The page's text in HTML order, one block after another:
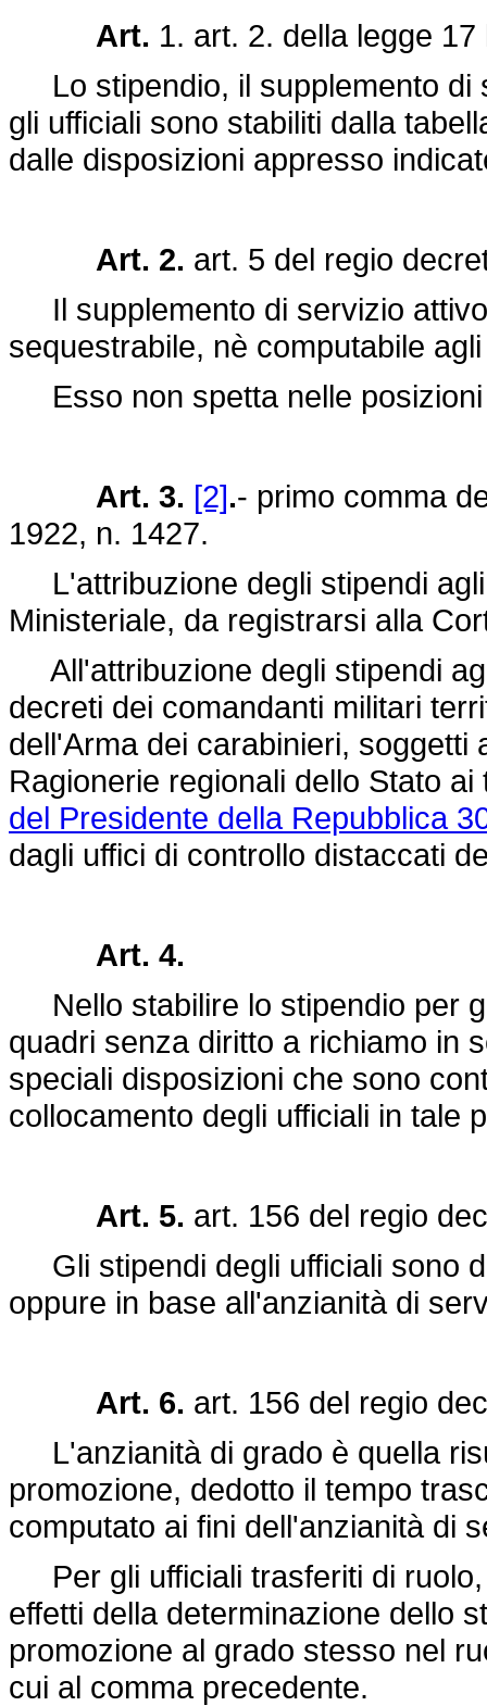
Art. 1. art. 2. della legge 17
Lo stipendio, il supplemento di
gli ufficiali sono stabiliti dalla
dalle disposizioni appresso
Art. 2. art. 5 del regio
Il supplemento di servizio
sequestrabile, nè computabile
Esso non spetta nelle posizioni
Art. 3. [2].- primo comma
1922, n. 1427.
L'attribuzione degli stipendi
Ministeriale, da registrarsi alla
All'attribuzione degli stipendi
decreti dei comandanti militari
dell'Arma dei carabinieri,
Ragionerie regionali dello Stato
del Presidente della Repubblica
dagli uffici di controllo distaccati
Art. 4.
Nello stabilire lo stipendio per
quadri senza diritto a richiamo in
speciali disposizioni che sono
collocamento degli ufficiali in tale
Art. 5. art. 156 del regio
Gli stipendi degli ufficiali sono
oppure in base all'anzianità di
Art. 6. art. 156 del regio
L'anzianità di grado è quella
promozione, dedotto il tempo
computato ai fini dell'anzianità di
Per gli ufficiali trasferiti di
effetti della determinazione dello
promozione al grado stesso nel
cui al comma precedente.